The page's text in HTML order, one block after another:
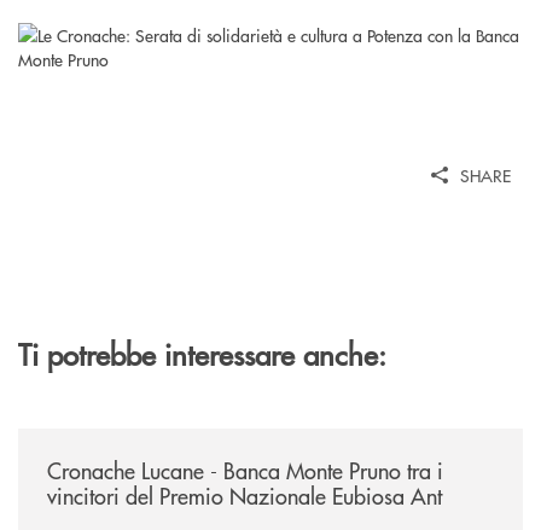
SHARE
Ti potrebbe interessare anche:
Cronache Lucane - Banca Monte Pruno tra i
vincitori del Premio Nazionale Eubiosa Ant